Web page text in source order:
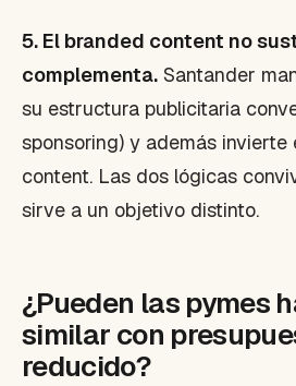
5. El branded content no
complementa. Santander
su estructura publicitaria
sponsoring) y además invierte
content. Las dos lógicas
sirve a un objetivo distinto.
¿Pueden las pymes
similar con
reducido?